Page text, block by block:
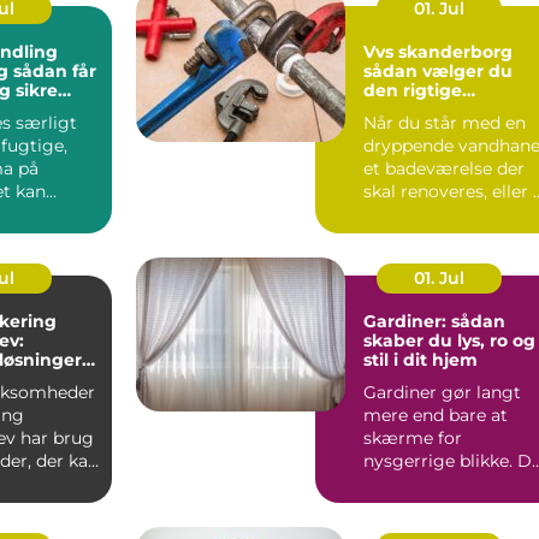
sikre
særligt
på
kan
01. Jul
Vvs skanderborg
sådan vælger du
den rigtige
Når du står med en
dryppende
et badeværelse der
skal renoveres, eller
har brug
der kan
01. Jul
Gardiner: sådan
skaber du lys, ro og
stil i dit hjem
Gardiner gør langt
mere end bare at
skærme for
nysgerrige blikke.